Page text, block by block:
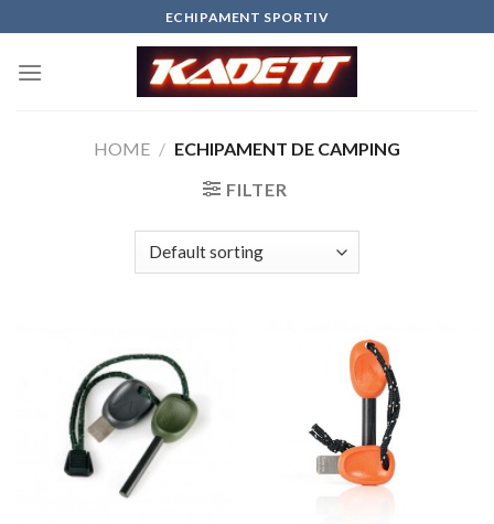
to
content
ECHIPAMENT SPORTIV
HOME / ECHIPAMENT DE CAMPING
FILTER